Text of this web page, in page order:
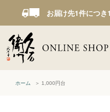
お届け先1件につ
ホーム 1,000円台